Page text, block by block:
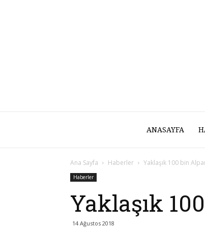
ANASAYFA
Ana Sayfa Haberler Yaklaşık 100 bin
Haberler
Yaklaşık
14 Ağustos 2018